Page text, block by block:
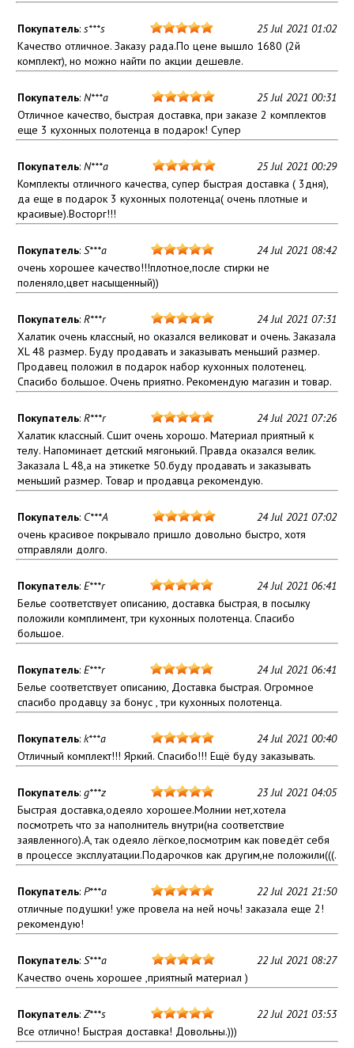
Покупатель: s***s
25 Jul 2021 01:02
Качество отличное. Заказу рада.По цене вышло 1680 (2й
комплект), но можно найти по акции дешевле.
Покупатель: N***a
25 Jul 2021 00:31
Отличное качество, быстрая доставка, при заказе 2 комплектов
еще 3 кухонных полотенца в подарок! Супер
Покупатель: N***a
25 Jul 2021 00:29
Комплекты отличного качества, супер быстрая доставка ( 3дня),
да еще в подарок 3 кухонных полотенца( очень плотные и
красивые).Восторг!!!
Покупатель: S***a
24 Jul 2021 08:42
очень хорошее качество!!!плотное,после стирки не
поленяло,цвет насыщенный))
Покупатель: R***r
24 Jul 2021 07:31
Халатик очень классный, но оказался великоват и очень. Заказала
XL 48 размер. Буду продавать и заказывать меньший размер.
Продавец положил в подарок набор кухонных полотенец.
Спасибо большое. Очень приятно. Рекомендую магазин и товар.
Покупатель: R***r
24 Jul 2021 07:26
Халатик классный. Сшит очень хорошо. Материал приятный к
телу. Напоминает детский мягонький. Правда оказался велик.
Заказала L 48,а на этикетке 50.буду продавать и заказывать
меньший размер. Товар и продавца рекомендую.
Покупатель: C***A
24 Jul 2021 07:02
очень красивое покрывало пришло довольно быстро, хотя
отправляли долго.
Покупатель: E***r
24 Jul 2021 06:41
Белье соответствует описанию, доставка быстрая, в посылку
положили комплимент, три кухонных полотенца. Спасибо
большое.
Покупатель: E***r
24 Jul 2021 06:41
Белье соответствует описанию, Доставка быстрая. Огромное
спасибо продавцу за бонус , три кухонных полотенца.
Покупатель: k***a
24 Jul 2021 00:40
Отличный комплект!!! Яркий. Спасибо!!! Ещё буду заказывать.
Покупатель: g***z
23 Jul 2021 04:05
Быстрая доставка,одеяло хорошее.Молнии нет,хотела
посмотреть что за наполнитель внутри(на соответствие
заявленного).А, так одеяло лёгкое,посмотрим как поведёт себя
в процессе эксплуатации.Подарочков как другим,не положили(((.
Покупатель: P***a
22 Jul 2021 21:50
отличные подушки! уже провела на ней ночь! заказала еще 2!
рекомендую!
Покупатель: S***a
22 Jul 2021 08:27
Качество очень хорошее ,приятный материал )
Покупатель: Z***s
22 Jul 2021 03:53
Все отлично! Быстрая доставка! Довольны.)))